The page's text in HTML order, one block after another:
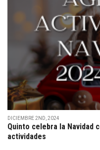
DICIEMBRE 2ND, 2024
Quinto celebra la Navidad
actividades